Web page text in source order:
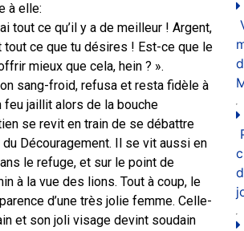
à elle:
tout ce qu’il y a de meilleur ! Argent,
tout ce que tu désires ! Est-ce que le
mieux que cela, hein ? ».
sang-froid, refusa et resta fidèle à
feu jaillit alors de la bouche
se revit en train de se débattre
Découragement. Il se vit aussi en
le refuge, et sur le point de
à la vue des lions. Tout à coup, le
d’une très jolie femme. Celle-
et son joli visage devint soudain